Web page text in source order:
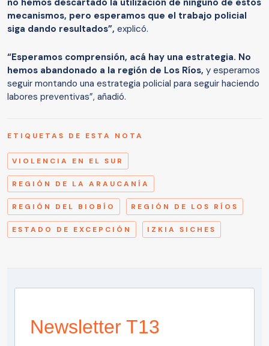
mecanismos, pero esperamos que el trabajo policial
siga dando resultados”, explicó.
“Esperamos comprensión, acá hay una estrategia. No
hemos abandonado a la región de Los Ríos, y esperamos
seguir montando una estrategia policial para seguir haciendo
labores preventivas”, añadió.
ETIQUETAS DE ESTA NOTA
VIOLENCIA EN EL SUR
REGIÓN DE LA ARAUCANÍA
REGIÓN DEL BIOBÍO REGIÓN DE LOS RÍOS
ESTADO DE EXCEPCIÓN IZKIA SICHES
Newsletter T13